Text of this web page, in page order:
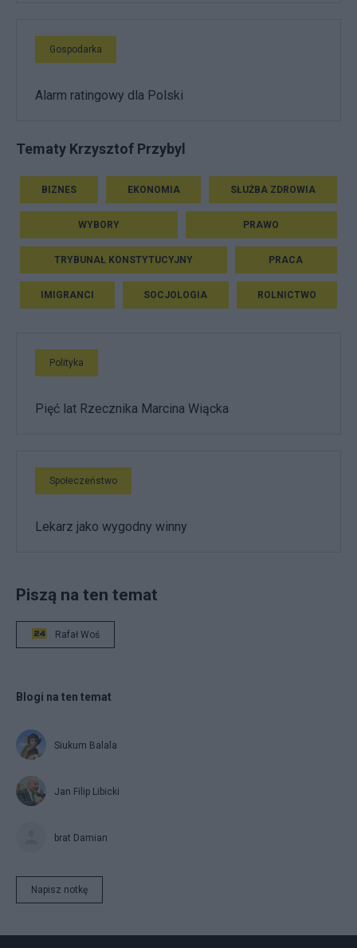
Gospodarka
Alarm ratingowy dla Polski
Tematy Krzysztof Przybyl
BIZNES EKONOMIA SŁUŻBA ZDROWIA
WYBORY PRAWO
TRYBUNAŁ KONSTYTUCYJNY PRACA
IMIGRANCI SOCJOLOGIA ROLNICTWO
Polityka
Pięć lat Rzecznika Marcina Wiącka
Społeczeństwo
Lekarz jako wygodny winny
Piszą na ten temat
Rafał Woś
Blogi na ten temat
Siukum Balala
Jan Filip Libicki
brat Damian
Napisz notkę